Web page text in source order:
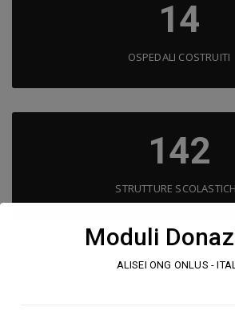
14
OSPEDALI COSTRUITI
142
STRUTTURE
Moduli
ALISEI ONG ONLUS -